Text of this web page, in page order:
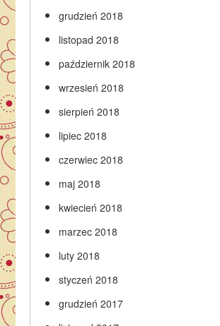
grudzień 2018
listopad 2018
październik 2018
wrzesień 2018
sierpień 2018
lipiec 2018
czerwiec 2018
maj 2018
kwiecień 2018
marzec 2018
luty 2018
styczeń 2018
grudzień 2017